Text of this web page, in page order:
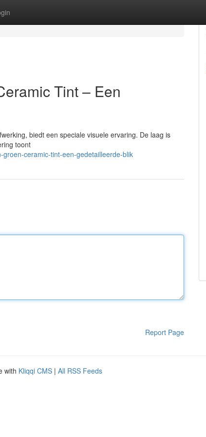
Tint – Een
biedt een speciale visuele ervaring. De laag is
toont
ceramic-tint-een-gedetailleerde-blik
Report Page
with Kliqqi CMS | All RSS Feeds